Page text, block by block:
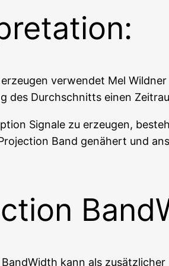
erzeu­gen ver­wen­det Mel
des Durch­schnitts einen
Signa­le zu erzeu­gen,
Band genä­hert und
kann als